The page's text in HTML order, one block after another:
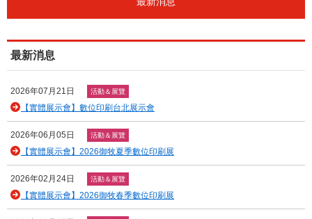
最新消息
2026年07月21日 活動＆展覽
【實體展示會】數位印刷台北展示會
2026年06月05日 活動＆展覽
【實體展示會】2026御牧夏季數位印刷展
2026年02月24日 活動＆展覽
【實體展示會】2026御牧春季數位印刷展